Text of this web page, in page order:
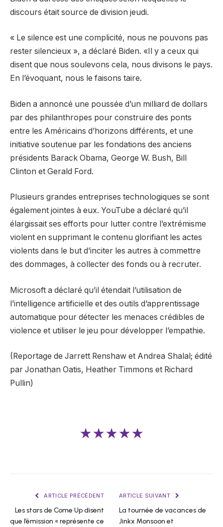
discours était source de division jeudi.
« Le silence est une complicité, nous ne pouvons pas
rester silencieux », a déclaré Biden. «Il y a ceux qui
disent que nous soulevons cela, nous divisons le pays.
En l’évoquant, nous le faisons taire.
Biden a annoncé une poussée d’un milliard de dollars
par des philanthropes pour construire des ponts
entre les Américains d’horizons différents, et une
initiative soutenue par les fondations des anciens
présidents Barack Obama, George W. Bush, Bill
Clinton et Gerald Ford.
Plusieurs grandes entreprises technologiques se sont
également jointes à eux. YouTube a déclaré qu’il
élargissait ses efforts pour lutter contre l’extrémisme
violent en supprimant le contenu glorifiant les actes
violents dans le but d’inciter les autres à commettre
des dommages, à collecter des fonds ou à recruter.
Microsoft a déclaré qu’il étendait l’utilisation de
l’intelligence artificielle et des outils d’apprentissage
automatique pour détecter les menaces crédibles de
violence et utiliser le jeu pour développer l’empathie.
(Reportage de Jarrett Renshaw et Andrea Shalal; édité
par Jonathan Oatis, Heather Timmons et Richard
Pullin)
★★★★★
ARTICLE PRÉCÉDENT
Les stars de Come Up disent
que l’émission « représente ce
ARTICLE SUIVANT
La tournée de vacances de
Jinkx Monsoon et